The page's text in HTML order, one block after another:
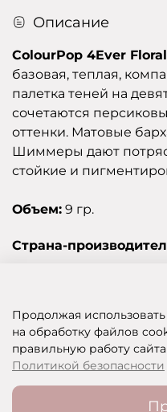
Описание
ColourPop 4Ever
базовая, теплая,
палетка теней на
сочетаются
оттенки. Матовые
Шиммеры дают
стойкие и
Объем: 9 гр.
Страна-
SHOP OF BEAUTY -
Продолжая
на обработку файлов
правильную работу
Политикой безопасности